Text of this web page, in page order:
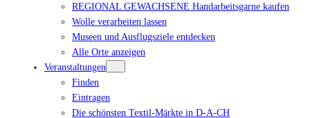
REGIONAL GEWACHSENE Handarbeitsgarne kaufen
Wolle verarbeiten lassen
Museen und Ausflugsziele entdecken
Alle Orte anzeigen
Veranstaltungen
Finden
Eintragen
Die schönsten Textil-Märkte in D-A-CH